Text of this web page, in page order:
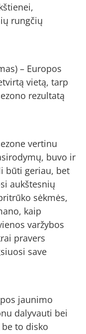
rungčių
– Europos
vietą, tarp
rezultatą
vertinu
buvo ir
būti geriau, bet
aukštesnių
sėkmės,
kaip
varžybos
pravers
save
jaunimo
dalyvauti bei
to disko